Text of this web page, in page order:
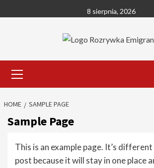
to
8 sierpnia, 2026
Menu
HOME SAMPLE PAGE
Sample Page
This is an example page. It’s
post because it will stay in one place